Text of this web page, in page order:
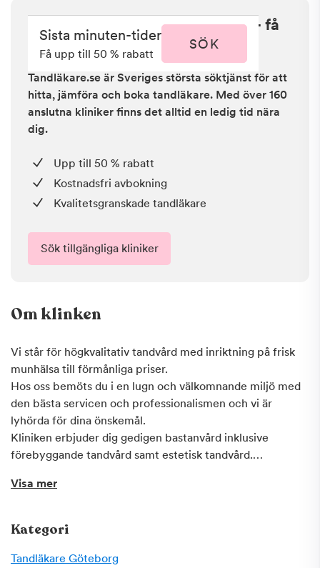
Sista minuten i Västra Frölunda - få
upp till 50 % rabatt
Tandläkare.se är Sveriges största söktjänst för att
hitta, jämföra och boka tandläkare. Med över 160
anslutna kliniker finns det alltid en ledig tid nära
dig.
Upp till 50 % rabatt
Kostnadsfri avbokning
Kvalitetsgranskade tandläkare
Sök tillgängliga kliniker
Sista minuten-tider
Få upp till 50 % rabatt
SÖK
Om klinken
Vi står för högkvalitativ tandvård med inriktning på frisk
munhälsa till förmånliga priser.
Hos oss bemöts du i en lugn och välkomnande miljö med
den bästa servicen och professionalismen och vi är
lyhörda för dina önskemål.
Kliniken erbjuder dig gedigen bastanvård inklusive
förebyggande tandvård samt estetisk tandvård.
All behandling är självklart individuellt baserat med dej
dina behov.
Du är alltid involverad i planeringen och utförlig
information ges innan och efter utförd vård samt
Visa mer
Kategori
Tandläkare Göteborg